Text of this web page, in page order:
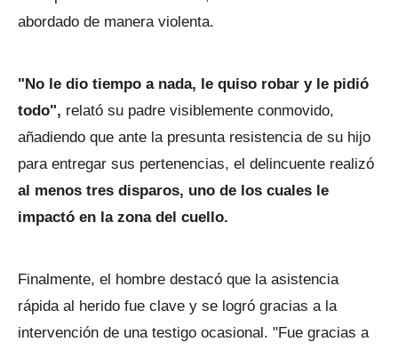
abordado de manera violenta.
"No le dio tiempo a nada, le quiso robar y le pidió
todo", relató su padre visiblemente conmovido,
añadiendo que ante la presunta resistencia de su hijo
para entregar sus pertenencias, el delincuente realizó
al menos tres disparos, uno de los cuales le
impactó en la zona del cuello.
Finalmente, el hombre destacó que la asistencia
rápida al herido fue clave y se logró gracias a la
intervención de una testigo ocasional. "Fue gracias a